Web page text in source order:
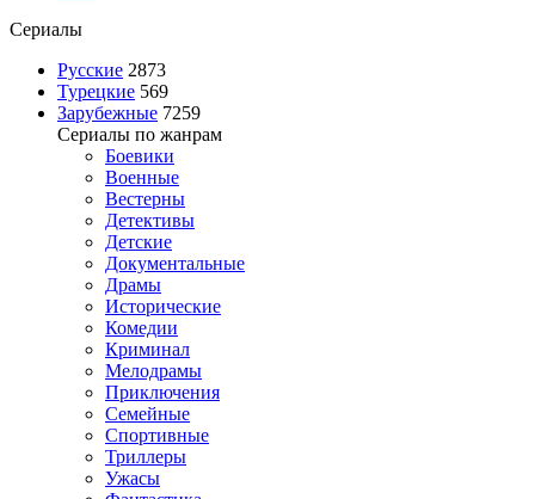
Сериалы
Русские 2873
Турецкие 569
Зарубежные 7259
Сериалы по жанрам
Боевики
Военные
Вестерны
Детективы
Детские
Документальные
Драмы
Исторические
Комедии
Криминал
Мелодрамы
Приключения
Семейные
Спортивные
Триллеры
Ужасы